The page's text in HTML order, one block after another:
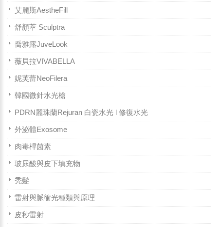
艾麗斯AestheFill
舒顏萃 Sculptra
喬雅露JuveLook
薇貝拉VIVABELLA
妮芙蕾NeoFilera
韓國微針水光槍
PDRN麗珠蘭Rejuran 白瓷水光 l 修復水光
外泌體Exosome
肉毒桿菌素
玻尿酸與皮下填充物
禿髮
雷射與脈衝光種類與原理
皮秒雷射